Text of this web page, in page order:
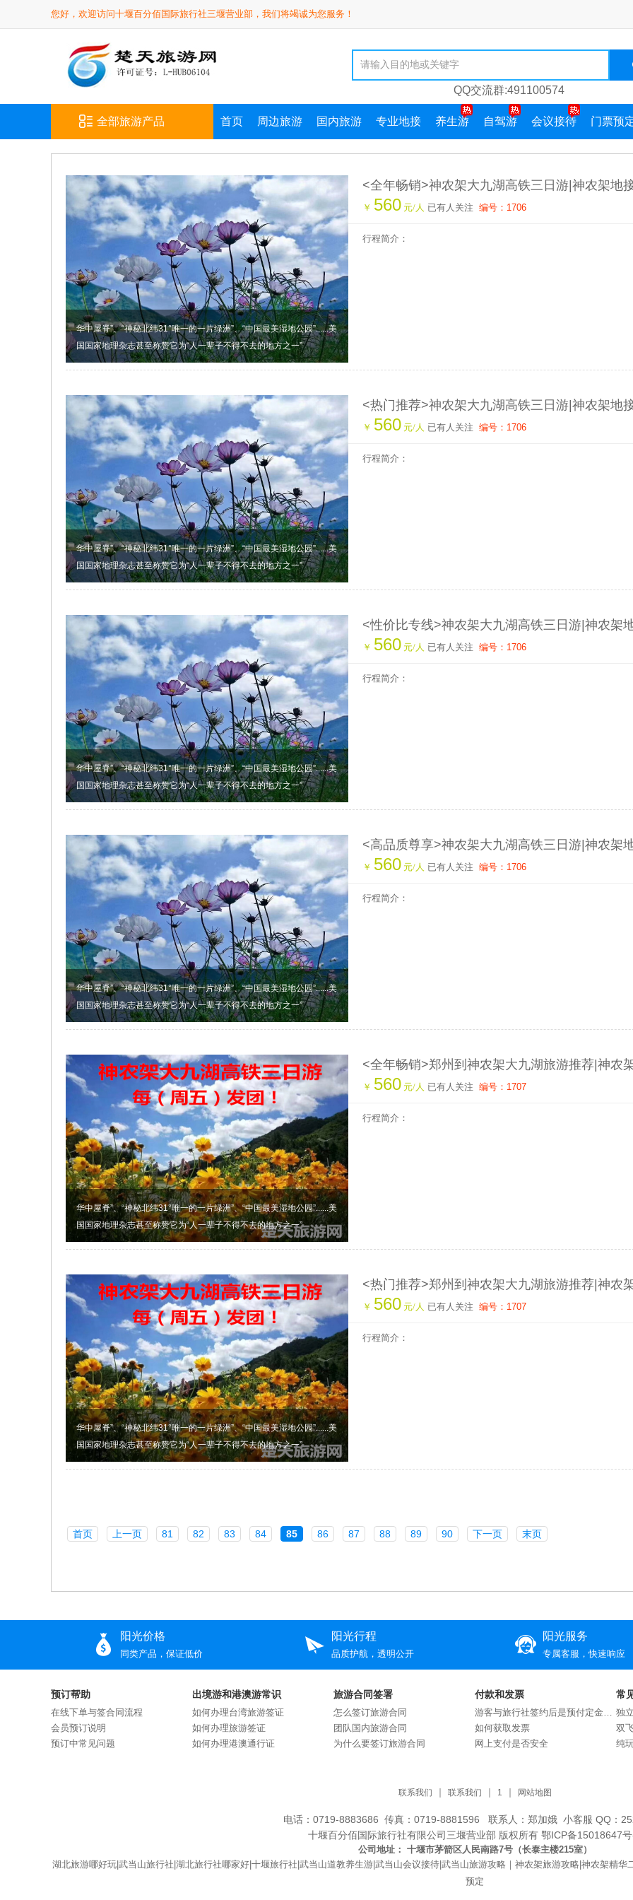
您好，欢迎访问十堰百分佰国际旅行社三堰营业部，我们将竭诚为您服务！
QQ交流群:491100574
全部旅游产品 首页 周边旅游 国内旅游 专业地接 养生游 自驾游 会议接待 门票预
华中屋脊”、“神秘北纬31°唯一的一片绿洲”、“中国最美湿地公园”......美
国国家地理杂志甚至称赞它为“人一辈子不得不去的地方之一”
<全年畅销>神农架大九湖高铁三日游|神农架地
旅游攻略|神农架旅行社|神农架高铁站在哪儿
￥ 560 元/人 已有人关注 编号：1706
行程简介：
华中屋脊”、“神秘北纬31°唯一的一片绿洲”、“中国最美湿地公园”......美
国国家地理杂志甚至称赞它为“人一辈子不得不去的地方之一”
<热门推荐>神农架大九湖高铁三日游|神农架地
旅游攻略|神农架旅行社|神农架高铁站在哪儿
￥ 560 元/人 已有人关注 编号：1706
行程简介：
华中屋脊”、“神秘北纬31°唯一的一片绿洲”、“中国最美湿地公园”......美
国国家地理杂志甚至称赞它为“人一辈子不得不去的地方之一”
<性价比专线>神农架大九湖高铁三日游|神农架
架旅游攻略|神农架旅行社|神农架高铁站在哪儿
￥ 560 元/人 已有人关注 编号：1706
行程简介：
华中屋脊”、“神秘北纬31°唯一的一片绿洲”、“中国最美湿地公园”......美
国国家地理杂志甚至称赞它为“人一辈子不得不去的地方之一”
<高品质尊享>神农架大九湖高铁三日游|神农架
架旅游攻略|神农架旅行社|神农架高铁站在哪儿
￥ 560 元/人 已有人关注 编号：1706
行程简介：
华中屋脊”、“神秘北纬31°唯一的一片绿洲”、“中国最美湿地公园”......美
国国家地理杂志甚至称赞它为“人一辈子不得不去的地方之一”
<全年畅销>郑州到神农架大九湖旅游推荐|神农
高铁三日游|神农架旅游攻略|神农架高铁站在哪|
￥ 560 元/人 已有人关注 编号：1707
行程简介：
华中屋脊”、“神秘北纬31°唯一的一片绿洲”、“中国最美湿地公园”......美
国国家地理杂志甚至称赞它为“人一辈子不得不去的地方之一”
<热门推荐>郑州到神农架大九湖旅游推荐|神农
高铁三日游|神农架旅游攻略|神农架高铁站在哪|
￥ 560 元/人 已有人关注 编号：1707
行程简介：
首页 上一页 81 82 83 84 85 86 87 88 89 90 下一页 末页
阳光价格
同类产品，保证低价
阳光行程
品质护航，透明公开
阳光服务
专属客服，快速响应
预订帮助
在线下单与签合同流程
会员预订说明
预订中常见问题
出境游和港澳游常识
如何办理台湾旅游签证
如何办理旅游签证
如何办理港澳通行证
旅游合同签署
怎么签订旅游合同
团队国内旅游合同
为什么要签订旅游合同
付款和发票
游客与旅行社签约后是预付定金还是交付全款？
如何获取发票
网上支付是否安全
常
独
双
纯
联系我们 联系我们 1 网站地图
电话：0719-8883686 传真：0719-8881596 联系人：郑加娥 小客服 QQ：
十堰百分佰国际旅行社有限公司三堰营业部 版权所有 鄂ICP备15018647
公司地址： 十堰市茅箭区人民南路7号（长泰主楼215室）
湖北旅游哪好玩|武当山旅行社|湖北旅行社哪家好|十堰旅行社|武当山道教养生游|武当山会议接待|武当山旅游攻略｜神农架旅游攻略|神农架精
预定